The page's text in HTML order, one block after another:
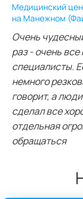
Медицинский
на Манежном
Очень
раз - очень
специалисты.
немного
говорит, а
сделал все
отдельная
обращаться